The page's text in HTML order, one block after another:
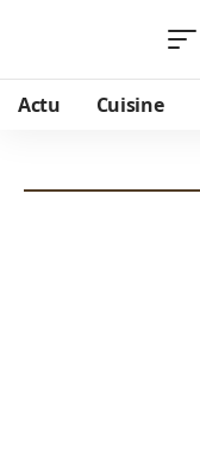
Actu Cuisine